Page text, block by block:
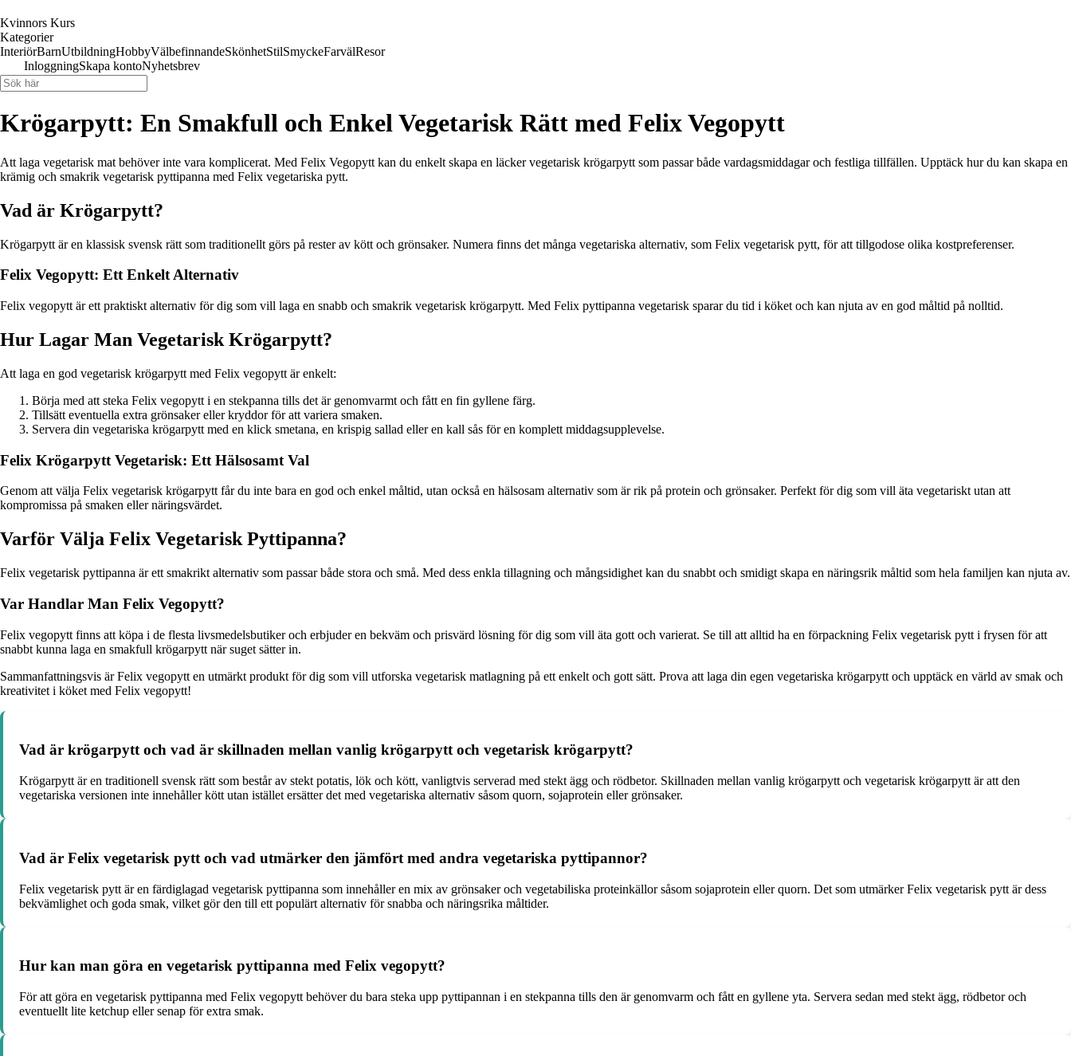
Kvinnors Kurs
Kategorier
InteriörBarnUtbildningHobbyVälbefinnandeSkönhetStilSmyckeFarvälResor
InloggningSkapa kontoNyhetsbrev
Krögarpytt: En Smakfull och Enkel Vegetarisk Rätt med Felix Vegopytt
Att laga vegetarisk mat behöver inte vara komplicerat. Med Felix Vegopytt kan du enkelt skapa en läcker vegetarisk krögarpytt som passar både vardagsmiddagar och festliga tillfällen. Upptäck hur du kan skapa en
krämig och smakrik vegetarisk pyttipanna med Felix vegetariska pytt.
Vad är Krögarpytt?
Krögarpytt är en klassisk svensk rätt som traditionellt görs på rester av kött och grönsaker. Numera finns det många vegetariska alternativ, som Felix vegetarisk pytt, för att tillgodose olika kostpreferenser.
Felix Vegopytt: Ett Enkelt Alternativ
Felix vegopytt är ett praktiskt alternativ för dig som vill laga en snabb och smakrik vegetarisk krögarpytt. Med Felix pyttipanna vegetarisk sparar du tid i köket och kan njuta av en god måltid på nolltid.
Hur Lagar Man Vegetarisk Krögarpytt?
Att laga en god vegetarisk krögarpytt med Felix vegopytt är enkelt:
Börja med att steka Felix vegopytt i en stekpanna tills det är genomvarmt och fått en fin gyllene färg.
Tillsätt eventuella extra grönsaker eller kryddor för att variera smaken.
Servera din vegetariska krögarpytt med en klick smetana, en krispig sallad eller en kall sås för en komplett middagsupplevelse.
Felix Krögarpytt Vegetarisk: Ett Hälsosamt Val
Genom att välja Felix vegetarisk krögarpytt får du inte bara en god och enkel måltid, utan också en hälsosam alternativ som är rik på protein och grönsaker. Perfekt för dig som vill äta vegetariskt utan att
kompromissa på smaken eller näringsvärdet.
Varför Välja Felix Vegetarisk Pyttipanna?
Felix vegetarisk pyttipanna är ett smakrikt alternativ som passar både stora och små. Med dess enkla tillagning och mångsidighet kan du snabbt och smidigt skapa en näringsrik måltid som hela familjen kan njuta av.
Var Handlar Man Felix Vegopytt?
Felix vegopytt finns att köpa i de flesta livsmedelsbutiker och erbjuder en bekväm och prisvärd lösning för dig som vill äta gott och varierat. Se till att alltid ha en förpackning Felix vegetarisk pytt i frysen för att
snabbt kunna laga en smakfull krögarpytt när suget sätter in.
Sammanfattningsvis är Felix vegopytt en utmärkt produkt för dig som vill utforska vegetarisk matlagning på ett enkelt och gott sätt. Prova att laga din egen vegetariska krögarpytt och upptäck en värld av smak och
kreativitet i köket med Felix vegopytt!
Vad är krögarpytt och vad är skillnaden mellan vanlig krögarpytt och vegetarisk krögarpytt?
Krögarpytt är en traditionell svensk rätt som består av stekt potatis, lök och kött, vanligtvis serverad med stekt ägg och rödbetor. Skillnaden mellan vanlig krögarpytt och vegetarisk krögarpytt är att den
vegetariska versionen inte innehåller kött utan istället ersätter det med vegetariska alternativ såsom quorn, sojaprotein eller grönsaker.
Vad är Felix vegetarisk pytt och vad utmärker den jämfört med andra vegetariska pyttipannor?
Felix vegetarisk pytt är en färdiglagad vegetarisk pyttipanna som innehåller en mix av grönsaker och vegetabiliska proteinkällor såsom sojaprotein eller quorn. Det som utmärker Felix vegetarisk pytt är dess
bekvämlighet och goda smak, vilket gör den till ett populärt alternativ för snabba och näringsrika måltider.
Hur kan man göra en vegetarisk pyttipanna med Felix vegopytt?
För att göra en vegetarisk pyttipanna med Felix vegopytt behöver du bara steka upp pyttipannan i en stekpanna tills den är genomvarm och fått en gyllene yta. Servera sedan med stekt ägg, rödbetor och
eventuellt lite ketchup eller senap för extra smak.